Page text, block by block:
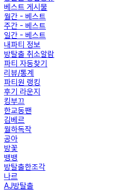
베스트 게시물
월간 - 베스트
주간 - 베스트
일간 - 베스트
내파티 정보
방탈출 취소알람
파티 자동찾기
리뷰/통계
파티원 랭킹
후기 라운지
킹부끄
한교동팬
김베르
월하독작
공아
방꽃
뱅뱅
방탈출한조각
나르
AJ방탈출